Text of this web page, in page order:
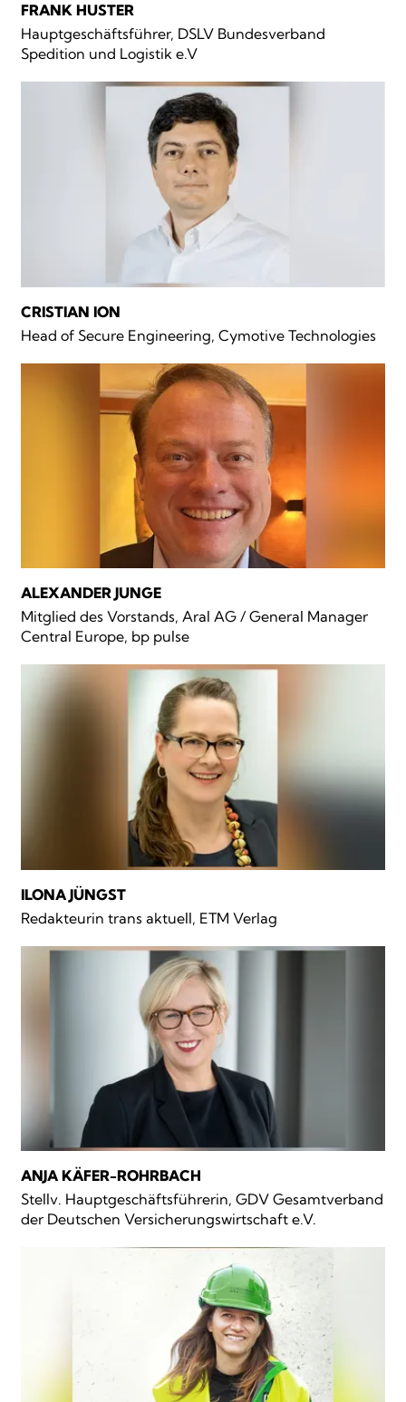
FRANK HUSTER
Hauptgeschäftsführer, DSLV Bundesverband
Spedition und Logistik e.V
CRISTIAN ION
Head of Secure Engineering, Cymotive Technologies
ALEXANDER JUNGE
Mitglied des Vorstands, Aral AG / General Manager
Central Europe, bp pulse
ILONA JÜNGST
Redakteurin trans aktuell, ETM Verlag
ANJA KÄFER-ROHRBACH
Stellv. Hauptgeschäftsführerin, GDV Gesamtverband
der Deutschen Versicherungswirtschaft e.V.